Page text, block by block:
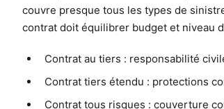
couvre presque tous les types de
contrat doit équilibrer budget et niveau
Contrat au tiers : responsabilité
Contrat tiers étendu : protections
Contrat tous risques : couverture